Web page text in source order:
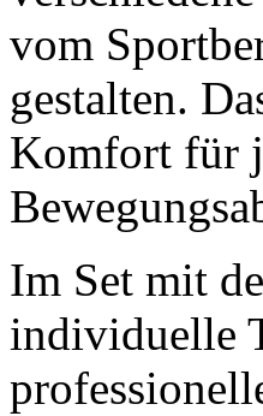
vom
gestalten.
Komfort für
Im Set mit
individuelle